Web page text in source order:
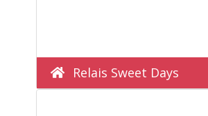
Relais Sweet Days